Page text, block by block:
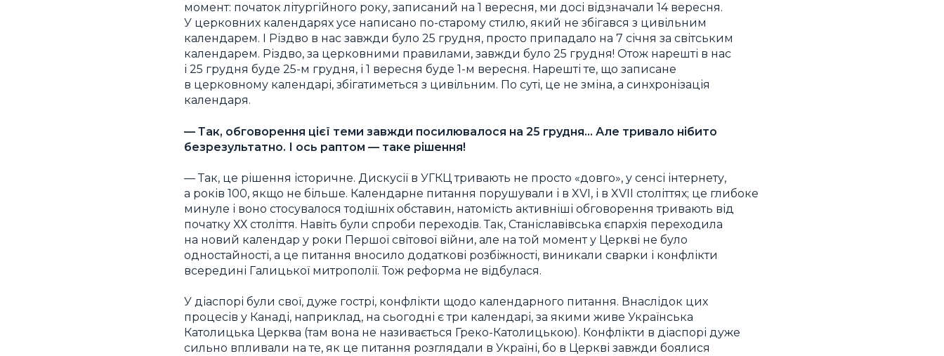
момент: початок літургійного року, записаний на 1 вересня, ми досі відзначали 14 вересня.
У церковних календарях усе написано по-старому стилю, який не збігався з цивільним
календарем. І Різдво в нас завжди було 25 грудня, просто припадало на 7 січня за світським
календарем. Різдво, за церковними правилами, завжди було 25 грудня! Отож нарешті в нас
і 25 грудня буде 25-м грудня, і 1 вересня буде 1-м вересня. Нарешті те, що записане
в церковному календарі, збігатиметься з цивільним. По суті, це не зміна, а синхронізація
календаря.
— Так, обговорення цієї теми завжди посилювалося на 25 грудня… Але тривало нібито
безрезультатно. І ось раптом — таке рішення!
— Так, це рішення історичне. Дискусії в УГКЦ тривають не просто «довго», у сенсі інтернету,
а років 100, якщо не більше. Календарне питання порушували і в XVI, і в XVII століттях; це глибоке
минуле і воно стосувалося тодішніх обставин, натомість активніші обговорення тривають від
початку ХХ століття. Навіть були спроби переходів. Так, Станіславівська єпархія переходила
на новий календар у роки Першої світової війни, але на той момент у Церкві не було
одностайності, а це питання вносило додаткові розбіжності, виникали сварки і конфлікти
всередині Галицької митрополії. Тож реформа не відбулася.
У діаспорі були свої, дуже гострі, конфлікти щодо календарного питання. Внаслідок цих
процесів у Канаді, наприклад, на сьогодні є три календарі, за якими живе Українська
Католицька Церква (там вона не називається Греко-Католицькою). Конфлікти в діаспорі дуже
сильно впливали на те, як це питання розглядали в Україні, бо в Церкві завжди боялися